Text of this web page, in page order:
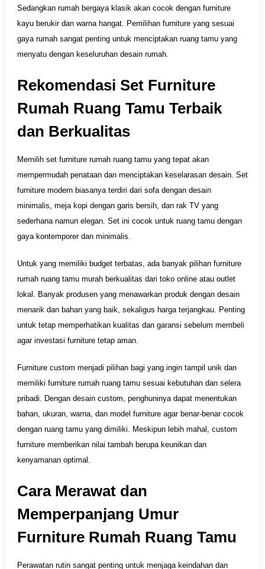
Sedangkan rumah bergaya klasik akan cocok dengan furniture
kayu berukir dan warna hangat. Pemilihan furniture yang sesuai
gaya rumah sangat penting untuk menciptakan ruang tamu yang
menyatu dengan keseluruhan desain rumah.
Rekomendasi Set Furniture
Rumah Ruang Tamu Terbaik
dan Berkualitas
Memilih set furniture rumah ruang tamu yang tepat akan
mempermudah penataan dan menciptakan keselarasan desain. Set
furniture modern biasanya terdiri dari sofa dengan desain
minimalis, meja kopi dengan garis bersih, dan rak TV yang
sederhana namun elegan. Set ini cocok untuk ruang tamu dengan
gaya kontemporer dan minimalis.
Untuk yang memiliki budget terbatas, ada banyak pilihan furniture
rumah ruang tamu murah berkualitas dari toko online atau outlet
lokal. Banyak produsen yang menawarkan produk dengan desain
menarik dan bahan yang baik, sekaligus harga terjangkau. Penting
untuk tetap memperhatikan kualitas dan garansi sebelum membeli
agar investasi furniture tetap aman.
Furniture custom menjadi pilihan bagi yang ingin tampil unik dan
memiliki furniture rumah ruang tamu sesuai kebutuhan dan selera
pribadi. Dengan desain custom, penghuninya dapat menentukan
bahan, ukuran, warna, dan model furniture agar benar-benar cocok
dengan ruang tamu yang dimiliki. Meskipun lebih mahal, custom
furniture memberikan nilai tambah berupa keunikan dan
kenyamanan optimal.
Cara Merawat dan
Memperpanjang Umur
Furniture Rumah Ruang Tamu
Perawatan rutin sangat penting untuk menjaga keindahan dan